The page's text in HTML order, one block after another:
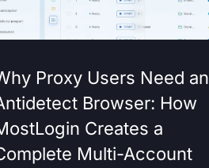
Proxy Users Need an
Browser: How
Creates a
Multi-Account